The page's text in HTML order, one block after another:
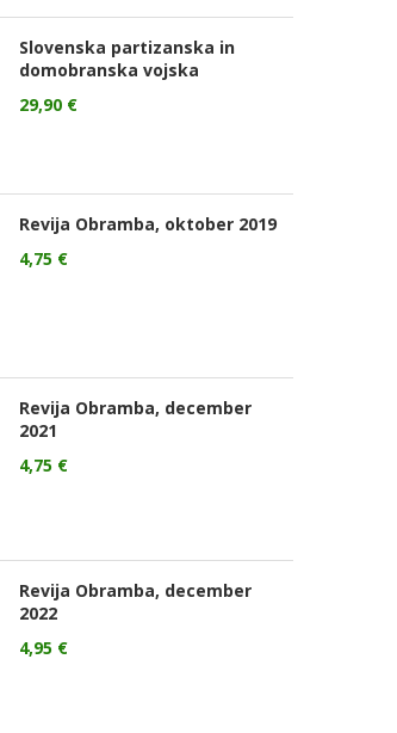
Slovenska partizanska in
domobranska vojska
29,90 €
Revija Obramba, oktober 2019
4,75 €
Revija Obramba, december
2021
4,75 €
Revija Obramba, december
2022
4,95 €